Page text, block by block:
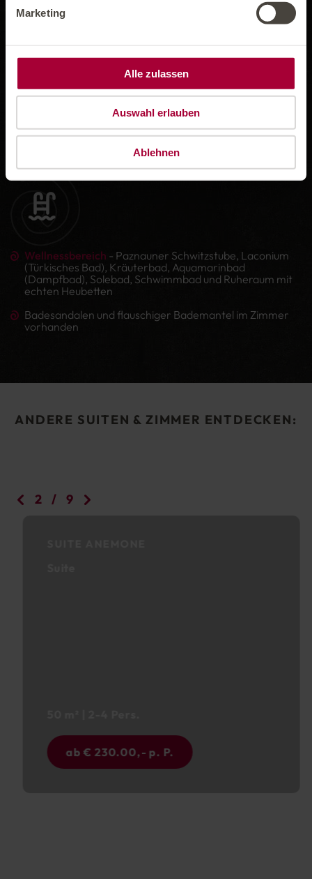
Marketing
Alle zulassen
Auswahl erlauben
Ablehnen
Kinderermäßigungen gültig nur bei einer
Mindestbelegung von 2 Vollzahlern in unseren
Suite Alpenrose.
Frühstücksbuffet mit kalten und warmen Speisen
Abendmenü mit Wahlmöglichkeiten und Salatbuffet
Vegane Gerichte auf Anfrage
Wellnessbereich - Paznauner Schwitzstube, Laconium
(Türkisches Bad), Kräuterbad, Aquamarinbad
(Dampfbad), Solebad, Schwimmbad und Ruheraum mit
echten Heubetten
Badesandalen und flauschiger Bademantel im Zimmer
vorhanden
ANDERE SUITEN & ZIMMER ENTDECKEN:
ab € 230.00,- p. P.
2 / 9